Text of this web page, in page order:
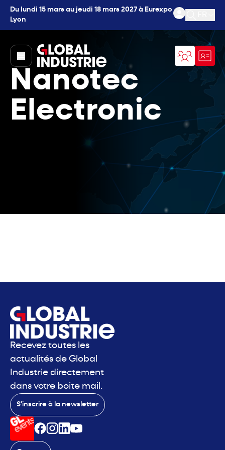
Du lundi 15 mars au jeudi 18 mars 2027 à Eurexpo
Lyon
Ouvrir
page.home
Nanotec
Electronic
Recevez toutes les
actualités de Global
Industrie directement
dans votre boite mail.
S'inscrire à la newsletter